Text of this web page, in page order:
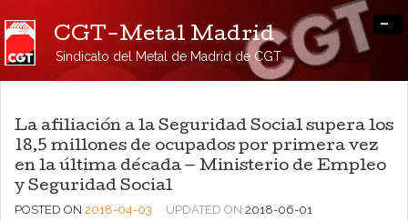
CGT-Metal Madrid
Sindicato del Metal de Madrid de CGT
-
La afiliación a la Seguridad Social supera los
18,5 millones de ocupados por primera vez
en la última década — Ministerio de Empleo
y Seguridad Social
POSTED ON 2018-04-03 UPDATED ON 2018-06-01